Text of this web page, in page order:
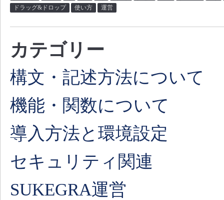
ドラッグ&ドロップ
使い方 運営
カテゴリー
構文・記述方法について
機能・関数について
導入方法と環境設定
セキュリティ関連
SUKEGRA運営